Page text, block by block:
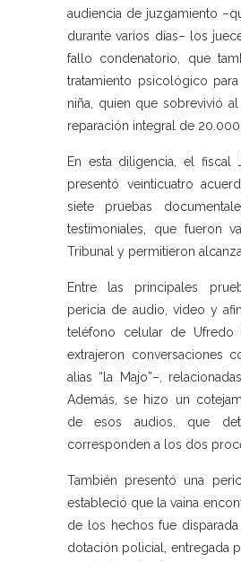
audiencia de juzgamiento
durante varios días– los
fallo condenatorio, que
tratamiento psicológico
niña, quien que sobrevivió
reparación integral de
En esta diligencia, el fiscal
presentó veinticuatro
siete pruebas
testimoniales, que fueron
Tribunal y permitieron
Entre las principales
pericia de audio, video y
teléfono celular de
extrajeron conversaciones
alias “la Majo”–,
Además, se hizo un
de esos audios, que
corresponden a los dos
También presentó una
estableció que la vaina
de los hechos fue
dotación policial, entregada